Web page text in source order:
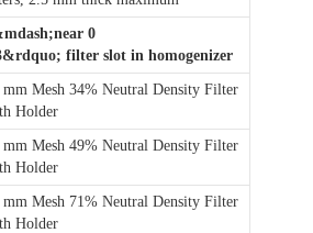
0
filter slot in homogenizer
mm Mesh 34% Neutral Density Filter
Holder
mm Mesh 49% Neutral Density Filter
Holder
mm Mesh 71% Neutral Density Filter
Holder